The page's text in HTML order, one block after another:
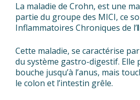
La maladie de Crohn, est une
partie du groupe des MICI, ce
Inflammatoires Chroniques de l’
Cette maladie, se caractérise
du système gastro-digestif. Elle
bouche jusqu’à l’anus, mais
le colon et l’intestin grêle.